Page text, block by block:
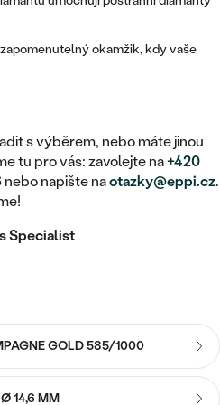
DIAMANTEM
DIAMANTEM
DIAMANT
okamžik, kdy vaše
s výběrem, nebo máte jinou
tu pro vás: zavolejte na+420
nebo napište naotazky@eppi.cz.
Specialist
GOLD 585/1000
14,6 MM